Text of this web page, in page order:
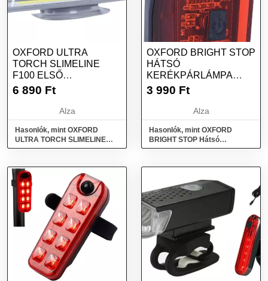
OXFORD ULTRA
TORCH SLIMELINE
F100 ELSŐ
KERÉKPÁRLÁMPA,
6 890 Ft
Alza
Hasonlók, mint OXFORD
ULTRA TORCH SLIMELINE
F100 első kerékpárlámpa,
OXFORD BRIGHT STOP
HÁTSÓ
KERÉKPÁRLÁMPA
(LED)
3 990 Ft
Alza
Hasonlók, mint OXFORD
BRIGHT STOP Hátsó
kerékpárlámpa (LED)